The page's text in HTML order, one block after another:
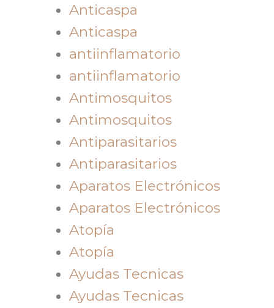
Anticaspa
Anticaspa
antiinflamatorio
antiinflamatorio
Antimosquitos
Antimosquitos
Antiparasitarios
Antiparasitarios
Aparatos Electrónicos
Aparatos Electrónicos
Atopía
Atopía
Ayudas Tecnicas
Ayudas Tecnicas